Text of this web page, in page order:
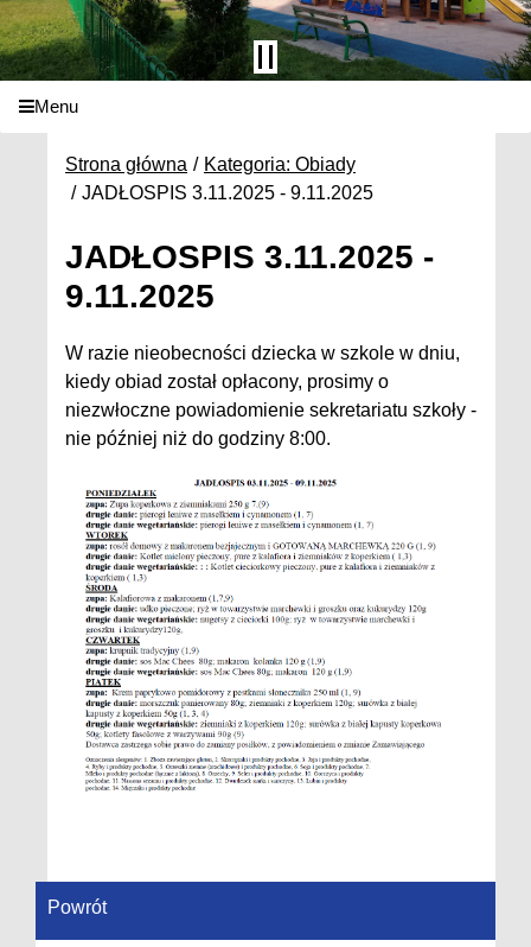
Menu
Strona główna
Kategoria: Obiady
JADŁOSPIS 3.11.2025 - 9.11.2025
JADŁOSPIS 3.11.2025 -
9.11.2025
W razie nieobecności dziecka w szkole w dniu,
kiedy obiad został opłacony, prosimy o
niezwłoczne powiadomienie sekretariatu szkoły -
nie później niż do godziny 8:00.
Powrót